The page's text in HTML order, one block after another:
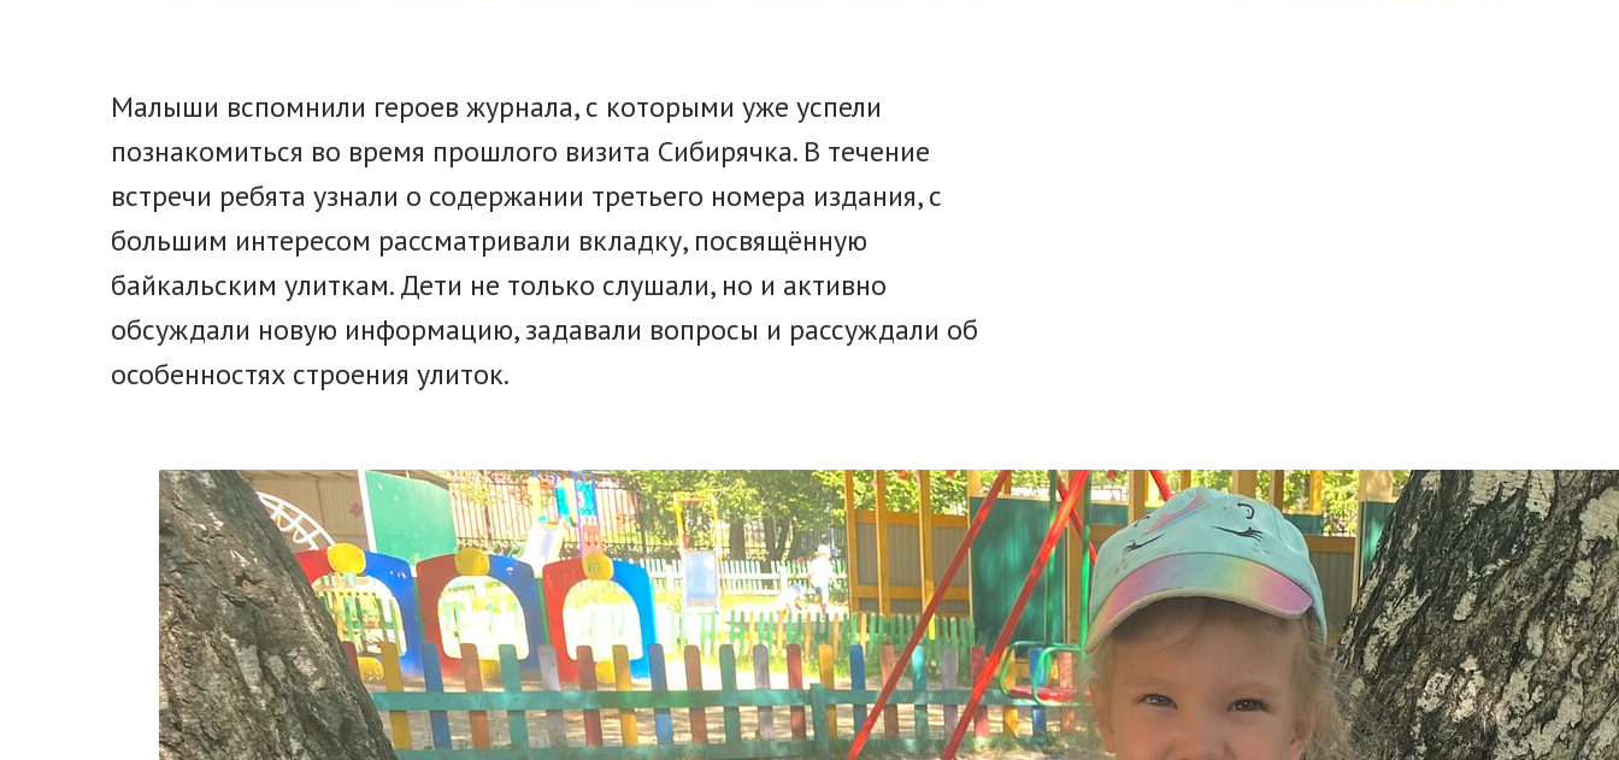
Малыши вспомнили героев журнала, с которыми уже успели
познакомиться во время прошлого визита Сибирячка. В течение
встречи ребята узнали о содержании третьего номера издания, с
большим интересом рассматривали вкладку, посвящённую
байкальским улиткам. Дети не только слушали, но и активно
обсуждали новую информацию, задавали вопросы и рассуждали об
особенностях строения улиток.